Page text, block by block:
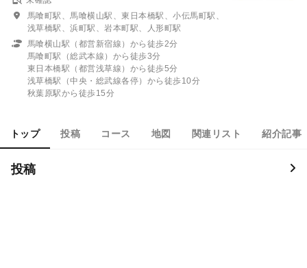
馬喰町駅、馬喰横山駅、東日本橋駅、小伝馬町駅、
浅草橋駅、浜町駅、岩本町駅、人形町駅
馬喰横山駅（都営新宿線）から徒歩2分
馬喰町駅（総武本線）から徒歩3分
東日本橋駅（都営浅草線）から徒歩5分
浅草橋駅（中央・総武線各停）から徒歩10分
秋葉原駅から徒歩15分
トップ 投稿 コース 地図 関連リスト 紹介記事
投稿